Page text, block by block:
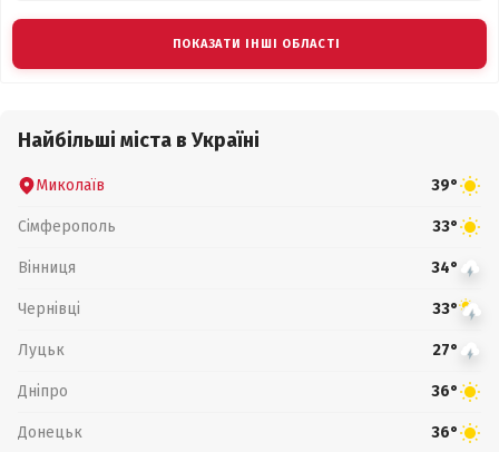
ПОКАЗАТИ ІНШІ ОБЛАСТІ
Найбільші міста в Україні
Миколаїв 39°
Сімферополь 33°
Вінниця 34°
Чернівці 33°
Луцьк 27°
Дніпро 36°
Донецьк 36°